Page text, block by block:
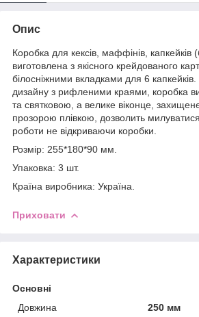
Опис
Коробка для кексів, маффінів, капкейків
виготовлена з якісного крейдованого
білосніжними вкладками для 6
дизайну з рифленими краями, коробка
та святковою, а велике віконце,
прозорою плівкою, дозволить
роботи не відкриваючи коробки.
Розмір: 255*180*90 мм.
Упаковка: 3 шт.
Країна виробника: Україна.
Приховати
Характеристики
Основні
Довжина
250 мм